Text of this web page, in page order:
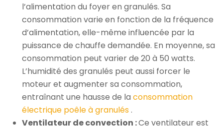
l’alimentation du foyer en granulés. Sa
consommation varie en fonction de la fréquence
d’alimentation, elle-même influencée par la
puissance de chauffe demandée. En moyenne, sa
consommation peut varier de 20 à 50 watts.
L’humidité des granulés peut aussi forcer le
moteur et augmenter sa consommation,
entraînant une hausse de la consommation
électrique poêle à granulés.
Ventilateur de convection :Ce ventilateur est